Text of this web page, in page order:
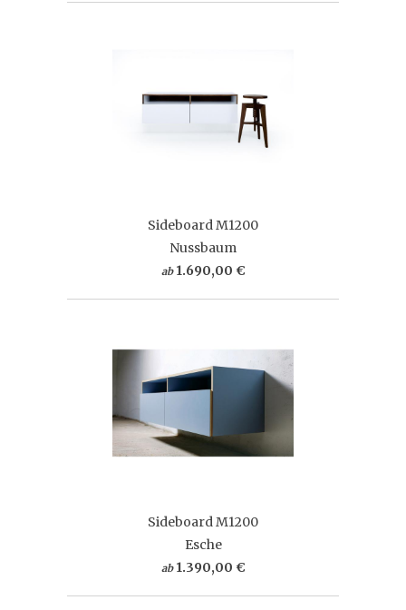
Sideboard M1200
Nussbaum
ab 1.690,00 €
Sideboard M1200
Esche
ab 1.390,00 €